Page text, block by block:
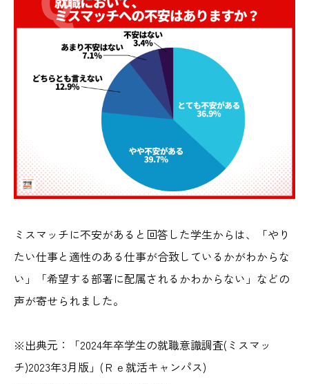
ミスマッチに不安があると回答した学生からは、「やり
たい仕事と適性のある仕事が合致しているかがわからな
い」「希望する部署に配属されるかわからない」などの
声が寄せられました。
※出典元：「2024年卒学生の就職意識調査(ミスマッ
チ)2023年3月版」(Ｒｅ就活キャンパス)